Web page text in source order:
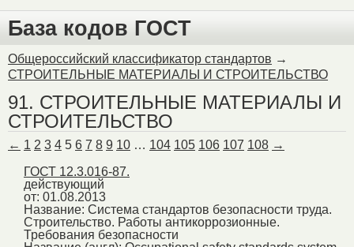
База кодов ГОСТ
Общероссийский классификатор стандартов →
СТРОИТЕЛЬНЫЕ МАТЕРИАЛЫ И СТРОИТЕЛЬСТВО
91. СТРОИТЕЛЬНЫЕ МАТЕРИАЛЫ И
СТРОИТЕЛЬСТВО
← 1 2 3 4 5 6 7 8 9 10 … 104 105 106 107 108 →
ГОСТ 12.3.016-87.
действующий
от: 01.08.2013
Название: Система стандартов безопасности труда.
Строительство. Работы антикоррозионные.
Требования безопасности